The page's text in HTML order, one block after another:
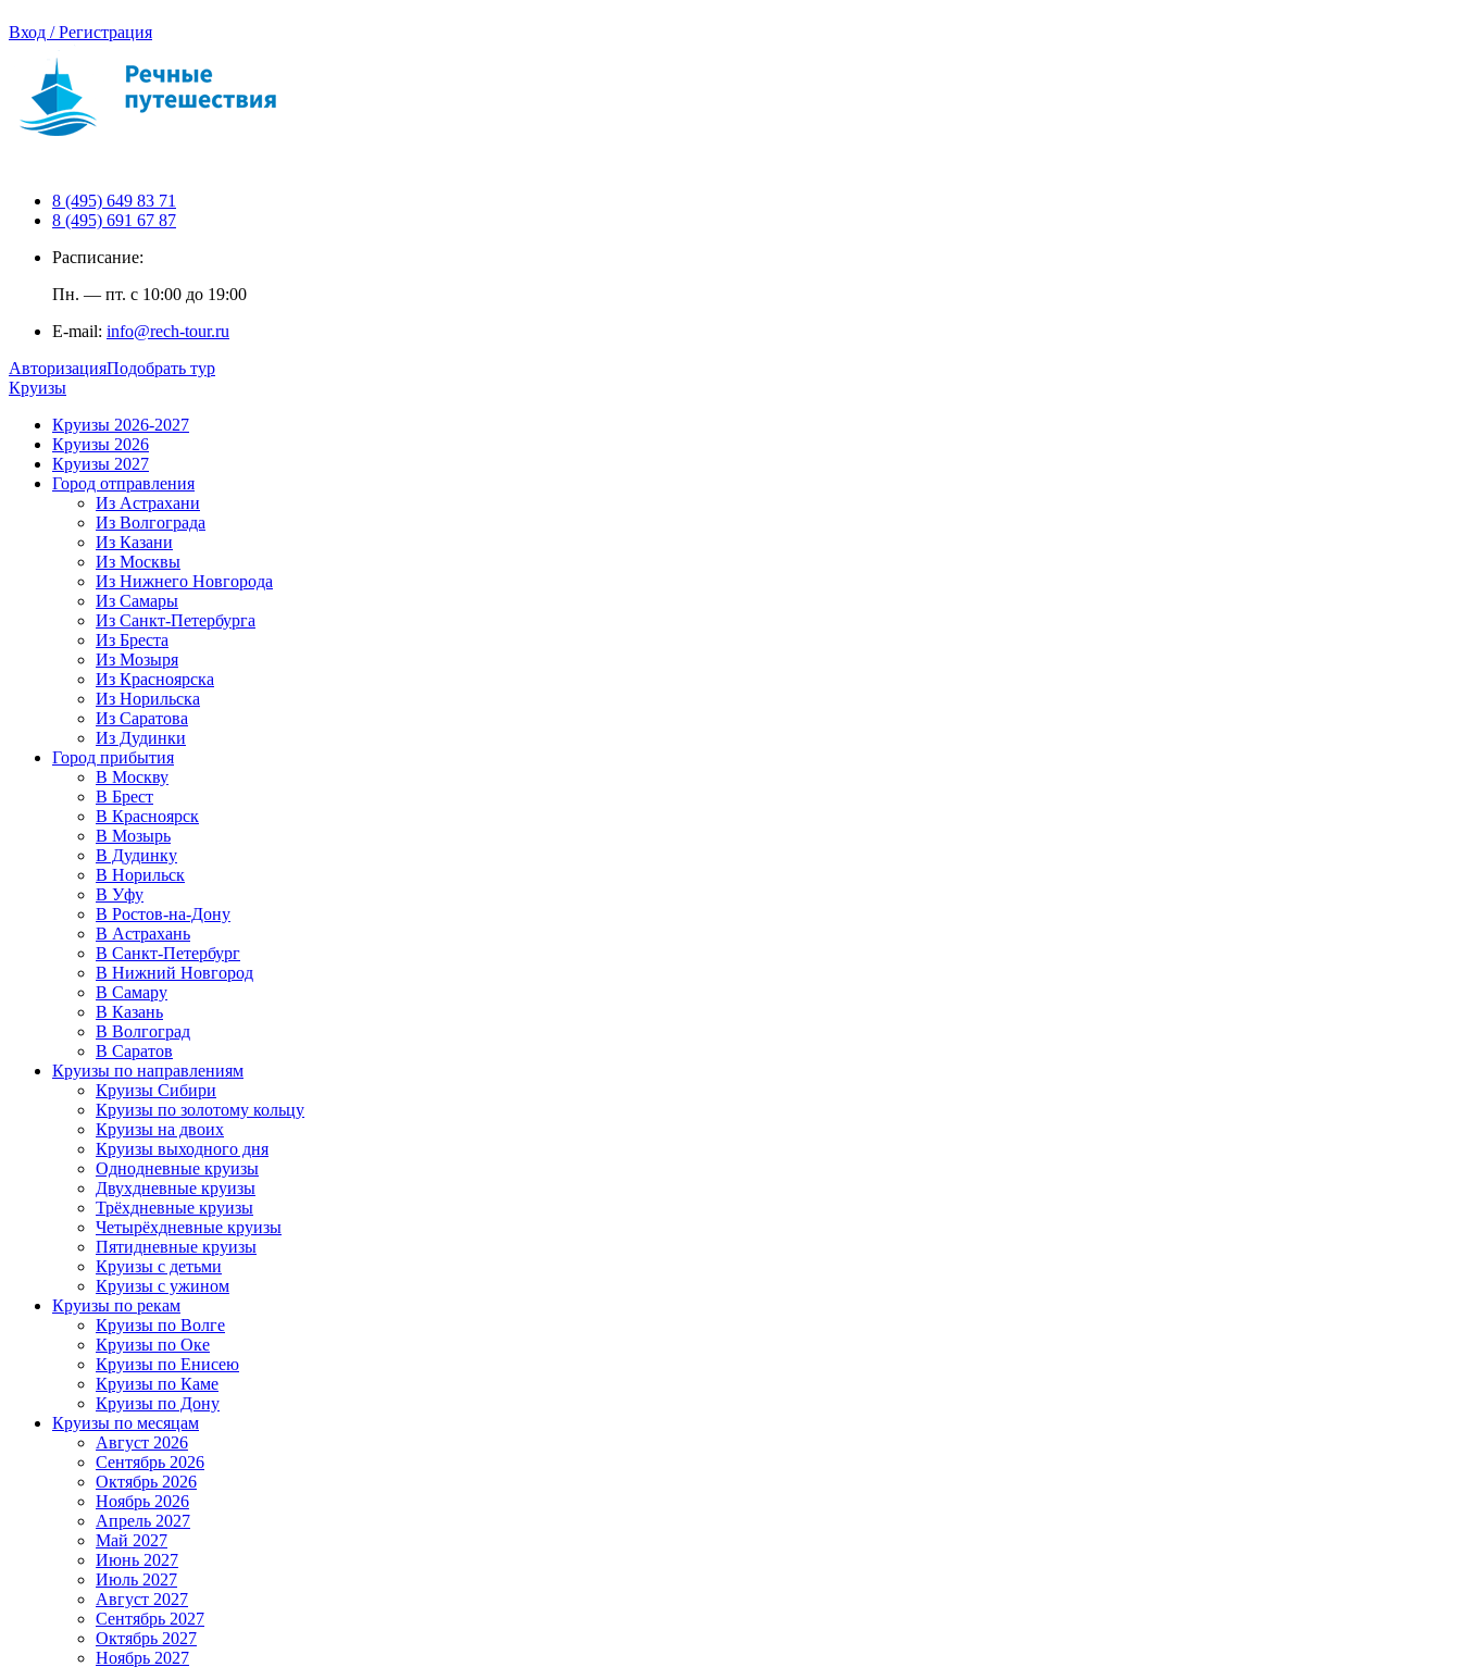
Вход / Регистрация
8 (495) 649 83 71
8 (495) 691 67 87
Расписание:
Пн. — пт. с 10:00 до 19:00
E-mail: info@rech-tour.ru
АвторизацияПодобрать тур
Круизы
Круизы 2026-2027
Круизы 2026
Круизы 2027
Город отправления
Из Астрахани
Из Волгограда
Из Казани
Из Москвы
Из Нижнего Новгорода
Из Самары
Из Санкт-Петербурга
Из Бреста
Из Мозыря
Из Красноярска
Из Норильска
Из Саратова
Из Дудинки
Город прибытия
В Москву
В Брест
В Красноярск
В Мозырь
В Дудинку
В Норильск
В Уфу
В Ростов-на-Дону
В Астрахань
В Санкт-Петербург
В Нижний Новгород
В Самару
В Казань
В Волгоград
В Саратов
Круизы по направлениям
Круизы Сибири
Круизы по золотому кольцу
Круизы на двоих
Круизы выходного дня
Однодневные круизы
Двухдневные круизы
Трёхдневные круизы
Четырёхдневные круизы
Пятидневные круизы
Круизы с детьми
Круизы с ужином
Круизы по рекам
Круизы по Волге
Круизы по Оке
Круизы по Енисею
Круизы по Каме
Круизы по Дону
Круизы по месяцам
Август 2026
Сентябрь 2026
Октябрь 2026
Ноябрь 2026
Апрель 2027
Май 2027
Июнь 2027
Июль 2027
Август 2027
Сентябрь 2027
Октябрь 2027
Ноябрь 2027